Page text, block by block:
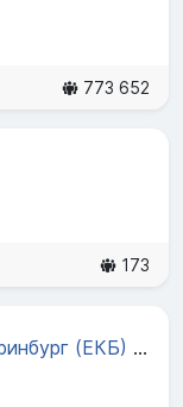
773 652
173
Vape Барахолка Екатеринбург (ЕКБ) | Вейп